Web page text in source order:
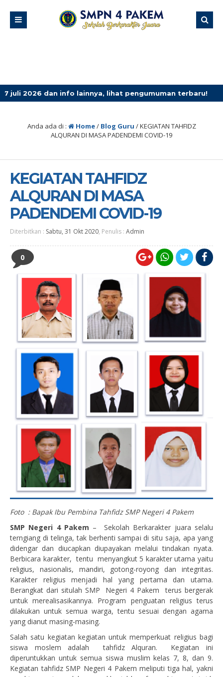
info lainnya, lihat pengumuman terbaru! 3 minggu
Anda ada di : Home/ Blog Guru /KEGIATAN TAHFIDZ
ALQURAN DI MASA PADENDEMI COVID-19
KEGIATAN TAHFIDZ
ALQURAN DI MASA
PADENDEMI COVID-19
Diterbitkan : Sabtu, 31 Okt 2020, Penulis : Admin
0
Foto : Bapak Ibu Pembina Tahfidz SMP Negeri 4 Pakem
SMP Negeri 4 Pakem – Sekolah Berkarakter juara selalu
terngiang di telinga, tak berhenti sampai di situ saja, apa yang
didengar dan diucapkan diupayakan melalui tindakan nyata.
Berbicara karakter, tentu menyangkut 5 karakter utama yaitu
religius, nasionalis, mandiri, gotong-royong dan integritas.
Karakter religius menjadi hal yang pertama dan utama.
Berangkat dari situlah SMP Negeri 4 Pakem terus bergerak
untuk merealisasikannya. Program penguatan religius terus
dilakukan untuk semua warga, tentu sesuai dengan agama
yang dianut masing-masing.
Salah satu kegiatan kegiatan untuk memperkuat religius bagi
siswa moslem adalah tahfidz Alquran. Kegiatan ini
diperuntukkan untuk semua siswa muslim kelas 7, 8, dan 9.
Kegiatan tahfidz SMP Negeri 4 Pakem meliputi tiga hal, yakni